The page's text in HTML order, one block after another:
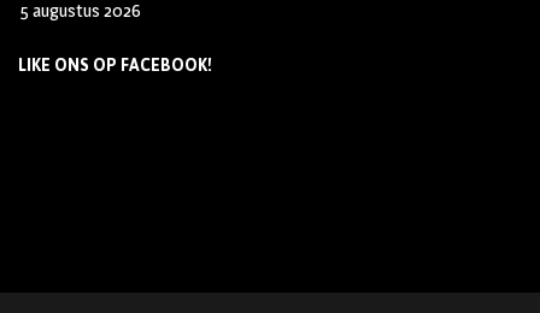
5 augustus 2026
LIKE ONS OP FACEBOOK!